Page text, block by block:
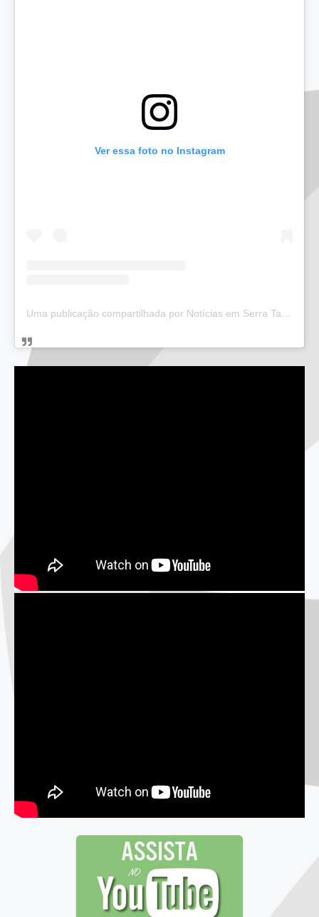
Ver essa foto no Instagram
Uma publicação compartilhada por Notícias em Serra Talhada (@bloglucianarego)